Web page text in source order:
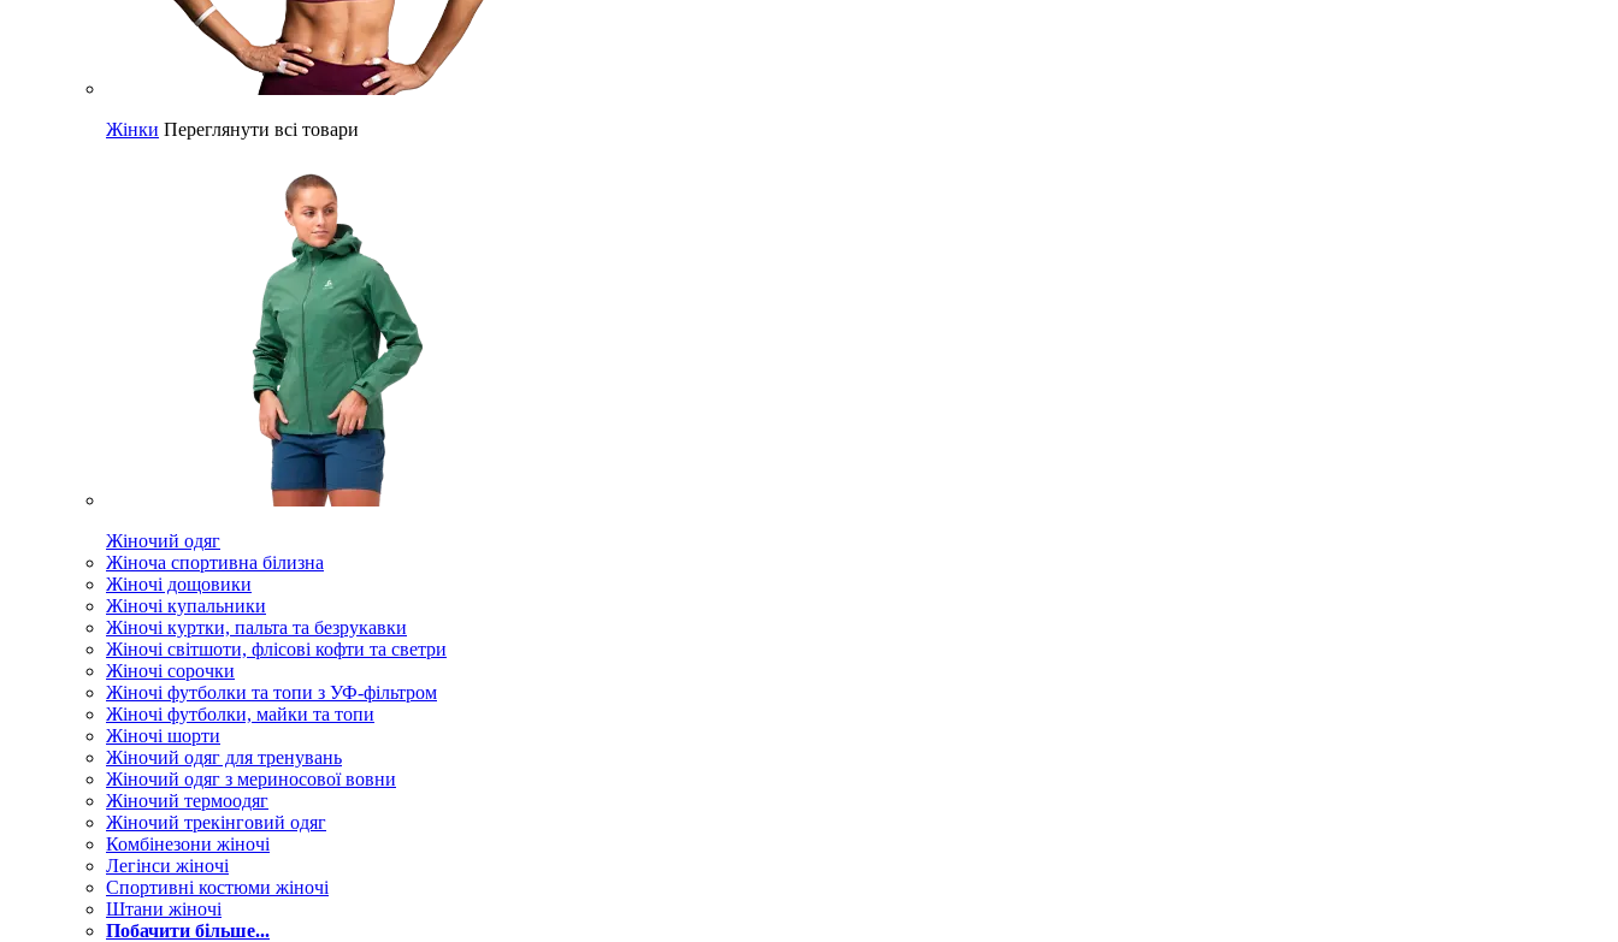
Жінки Переглянути всі товари
Жіночий одяг
Жіноча спортивна білизна
Жіночі дощовики
Жіночі купальники
Жіночі куртки, пальта та безрукавки
Жіночі світшоти, флісові кофти та светри
Жіночі сорочки
Жіночі футболки та топи з УФ-фільтром
Жіночі футболки, майки та топи
Жіночі шорти
Жіночий одяг для тренувань
Жіночий одяг з мериносової вовни
Жіночий термоодяг
Жіночий трекінговий одяг
Комбінезони жіночі
Легінси жіночі
Спортивні костюми жіночі
Штани жіночі
Побачити більше...